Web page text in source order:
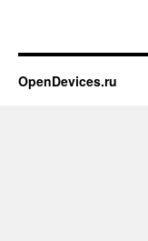
OpenDevices.ru